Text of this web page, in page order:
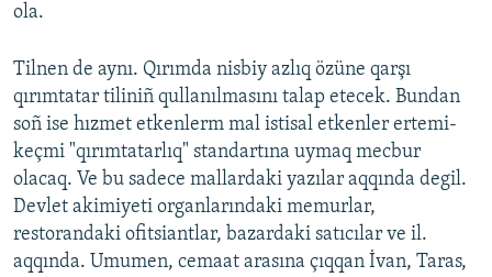
ola.
Tilnen de aynı. Qırımda nisbiy azlıq özüne qarşı
qırımtatar tiliniñ qullanılmasını talap etecek. Bundan
soñ ise hızmet etkenlerm mal istisal etkenler ertemi-
keçmi "qırımtatarlıq" standartına uymaq mecbur
olacaq. Ve bu sadece mallardaki yazılar aqqında degil.
Devlet akimiyeti organlarındaki memurlar,
restorandaki ofitsiantlar, bazardaki satıcılar ve il.
aqqında. Umumen, cemaat arasına çıqqan İvan, Taras,